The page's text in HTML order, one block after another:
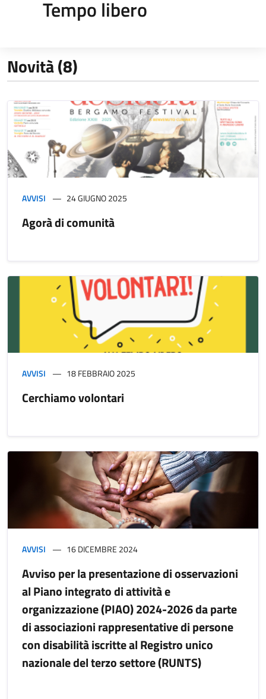
Tempo libero
Novità (8)
AVVISI 24 GIUGNO 2025
Agorà di comunità
AVVISI 18 FEBBRAIO 2025
Cerchiamo volontari
AVVISI 16 DICEMBRE 2024
Avviso per la presentazione di osservazioni
al Piano integrato di attività e
organizzazione (PIAO) 2024-2026 da parte
di associazioni rappresentative di persone
con disabilità iscritte al Registro unico
nazionale del terzo settore (RUNTS)